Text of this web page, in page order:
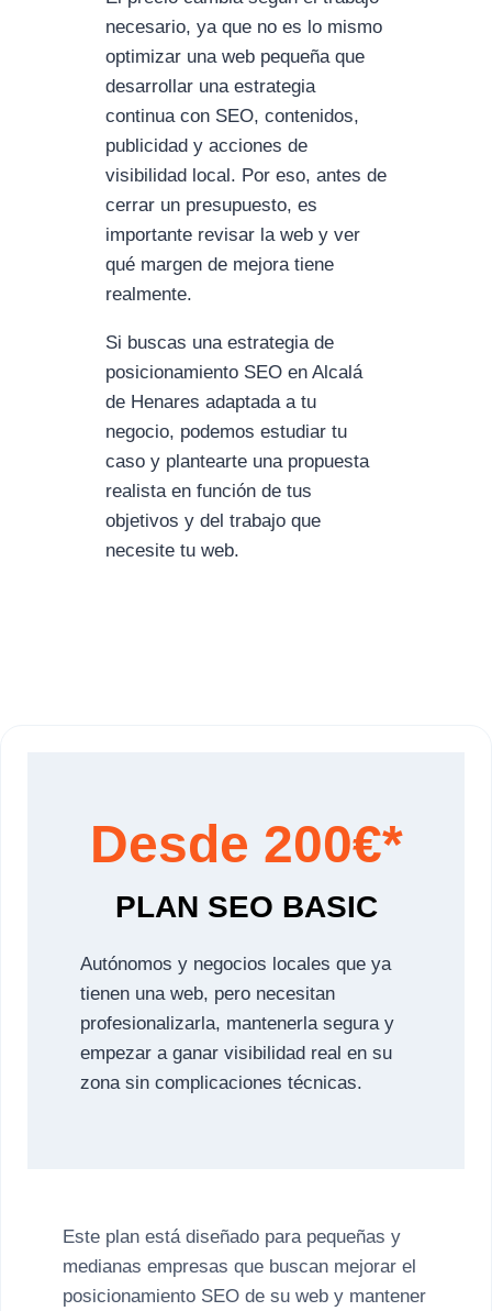
necesario, ya que no es lo mismo
optimizar una web pequeña que
desarrollar una estrategia
continua con SEO, contenidos,
publicidad y acciones de
visibilidad local. Por eso, antes de
cerrar un presupuesto, es
importante revisar la web y ver
qué margen de mejora tiene
realmente.
Si buscas una estrategia de
posicionamiento SEO en Alcalá
de Henares adaptada a tu
negocio, podemos estudiar tu
caso y plantearte una propuesta
realista en función de tus
objetivos y del trabajo que
necesite tu web.
Desde 200€*
PLAN SEO BASIC
Autónomos y negocios locales que ya
tienen una web, pero necesitan
profesionalizarla, mantenerla segura y
empezar a ganar visibilidad real en su
zona sin complicaciones técnicas.
Este plan está diseñado para pequeñas y
medianas empresas que buscan mejorar el
posicionamiento SEO de su web y mantener